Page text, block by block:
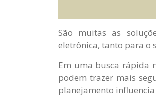
São muitas as
eletrônica, tanto para o
Em uma busca rápida
podem trazer mais
planejamento